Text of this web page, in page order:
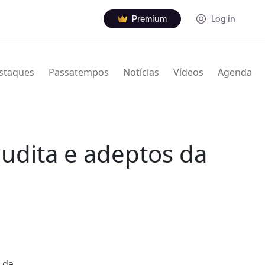
Premium Log in
Passatempos Notícias Vídeos Agenda
e adeptos da